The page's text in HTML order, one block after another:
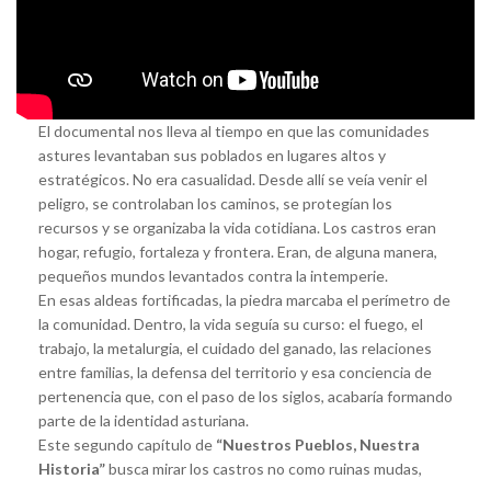
El documental nos lleva al tiempo en que las comunidades
astures levantaban sus poblados en lugares altos y
estratégicos. No era casualidad. Desde allí se veía venir el
peligro, se controlaban los caminos, se protegían los
recursos y se organizaba la vida cotidiana. Los castros eran
hogar, refugio, fortaleza y frontera. Eran, de alguna manera,
pequeños mundos levantados contra la intemperie.
En esas aldeas fortificadas, la piedra marcaba el perímetro de
la comunidad. Dentro, la vida seguía su curso: el fuego, el
trabajo, la metalurgia, el cuidado del ganado, las relaciones
entre familias, la defensa del territorio y esa conciencia de
pertenencia que, con el paso de los siglos, acabaría formando
parte de la identidad asturiana.
Este segundo capítulo de “Nuestros Pueblos, Nuestra
Historia”busca mirar los castros no como ruinas mudas,